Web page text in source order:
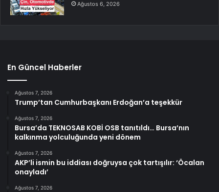
Ağustos 6, 2026
En Güncel Haberler
Ağustos 7, 2026
Trump’tan Cumhurbaşkanı Erdoğan’a teşekkür
Ağustos 7, 2026
Bursa’da TEKNOSAB KOBİ OSB tanıtıldı… Bursa’nın
kalkınma yolculuğunda yeni dönem
Ağustos 7, 2026
AKP’li ismin bu iddiası doğruysa çok tartışılır: ‘Öcalan
onayladı’
Ağustos 7, 2026